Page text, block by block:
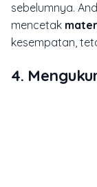
sebelumnya.
mencetak
kesempatan,
4.